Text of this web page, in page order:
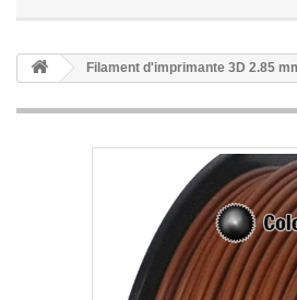
Filament d'imprimante 3D 2.85